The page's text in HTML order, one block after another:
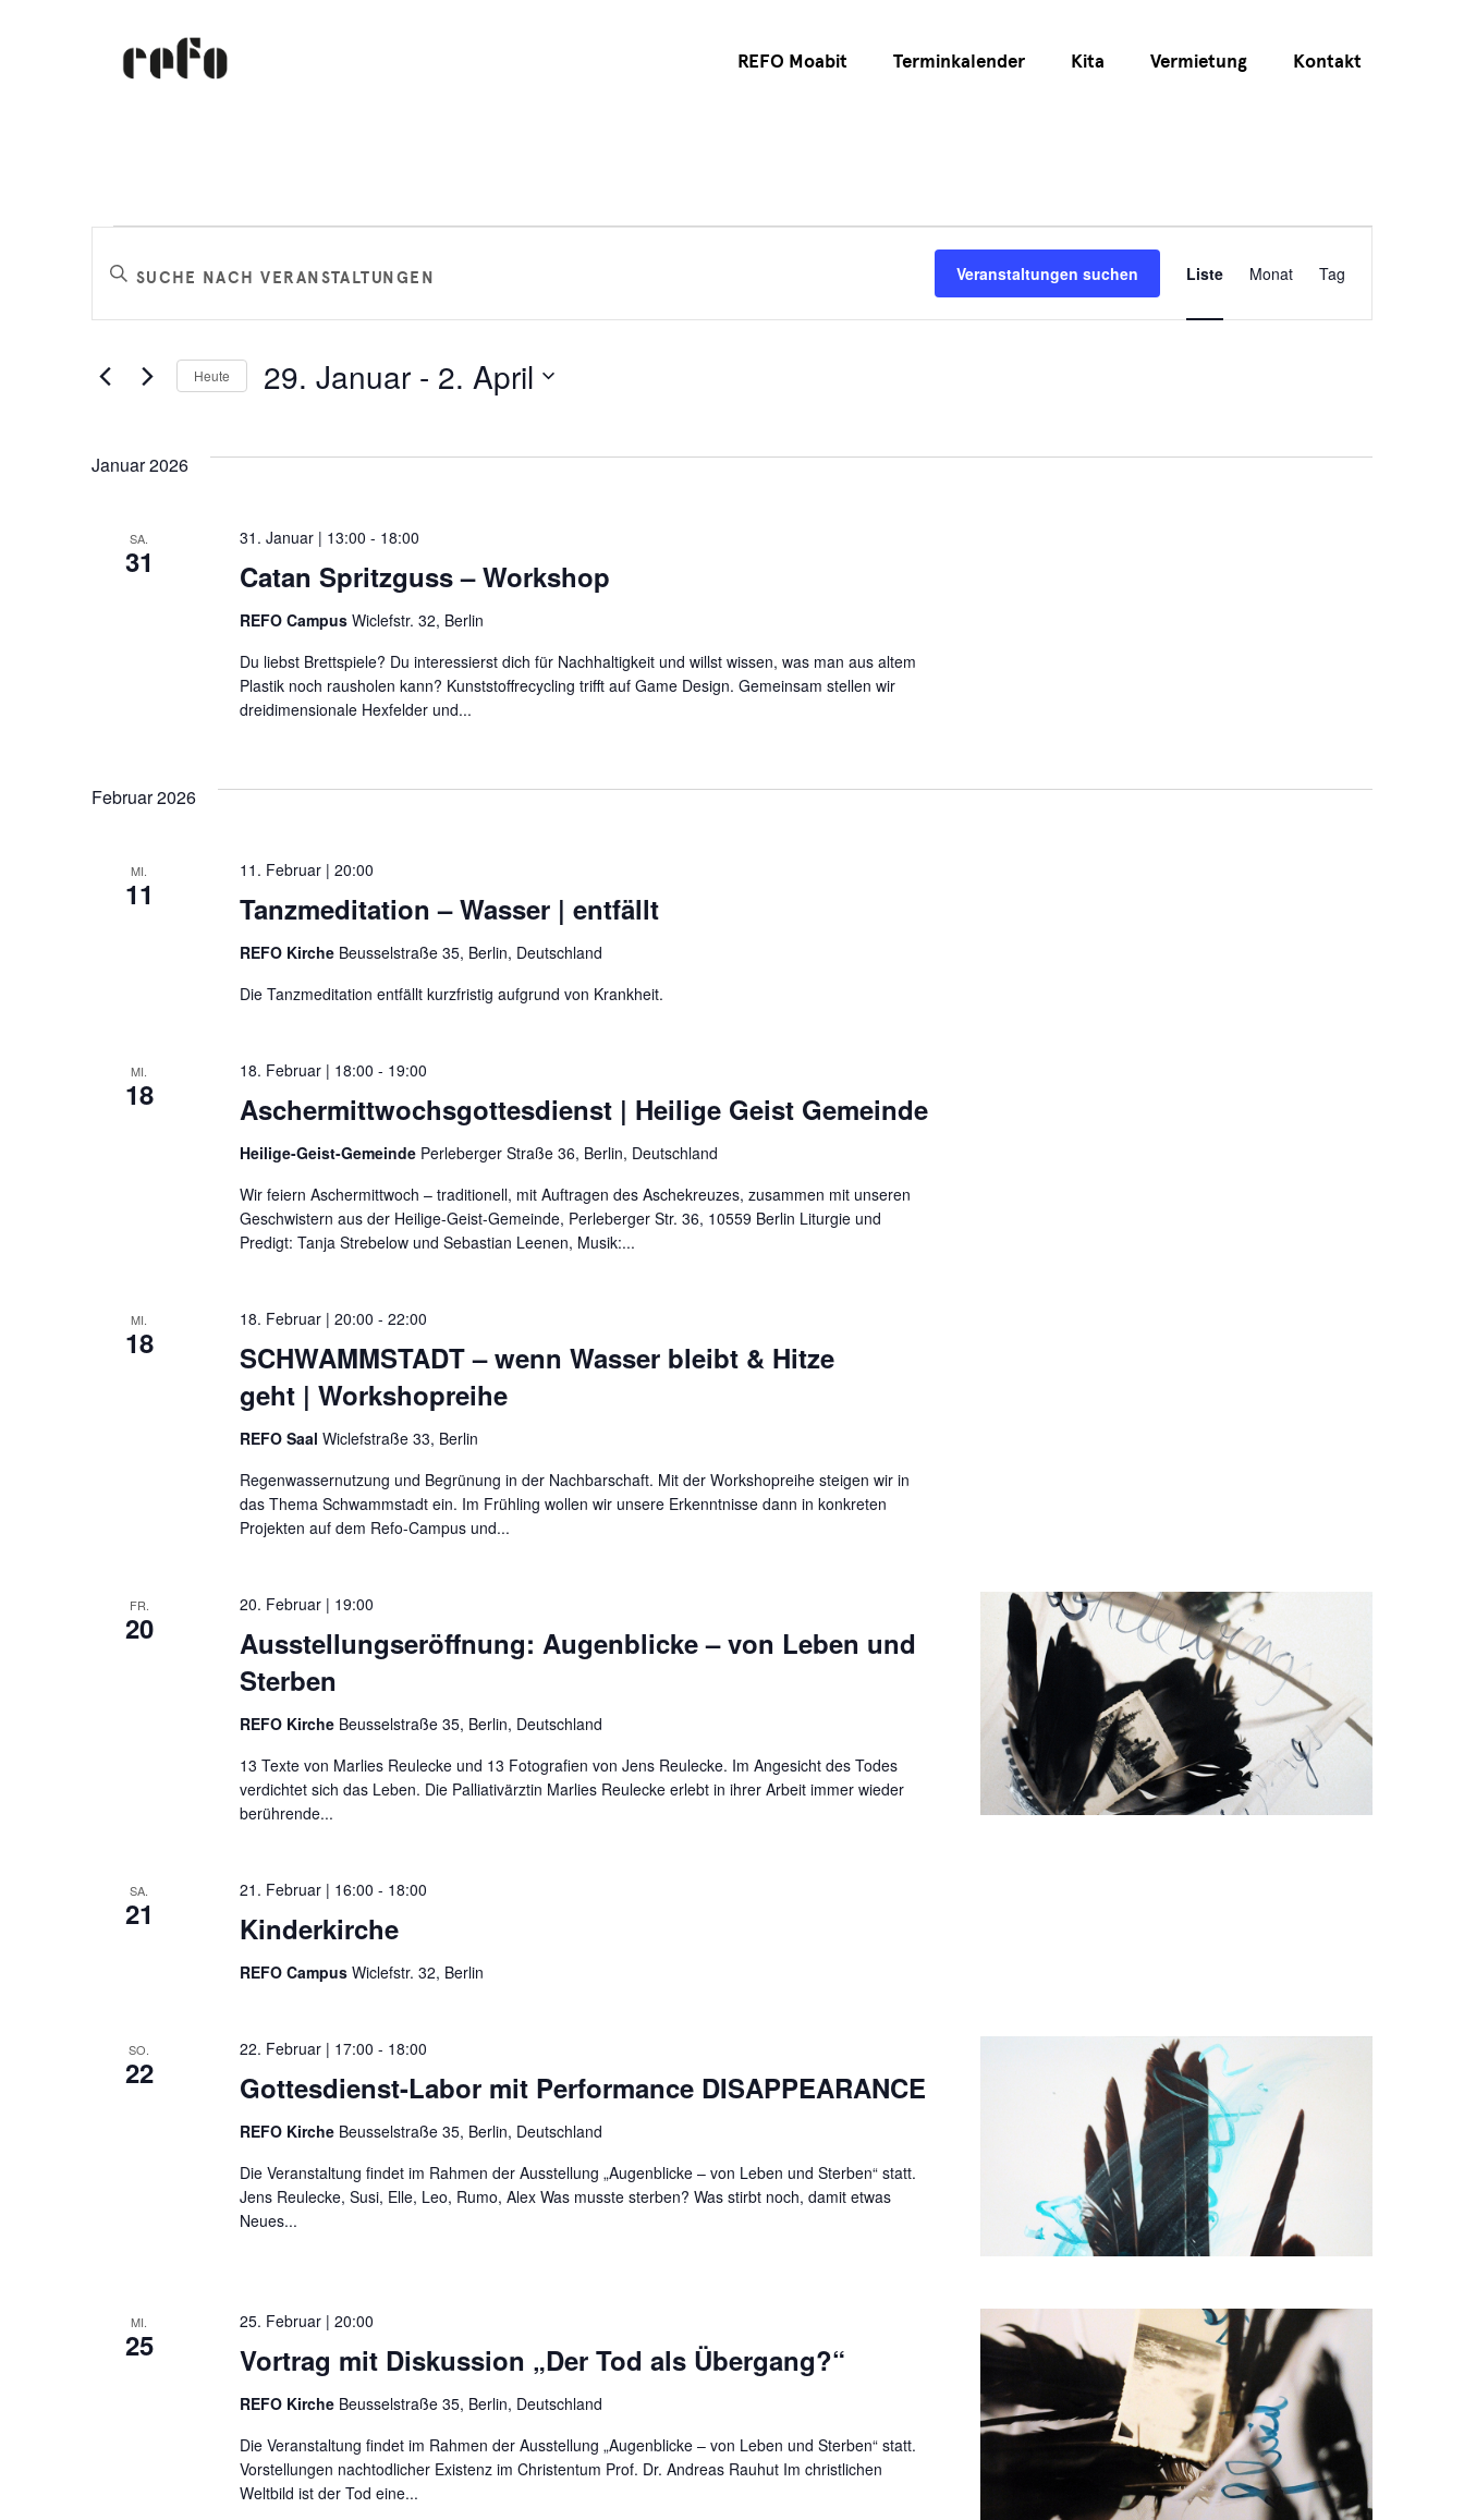
REFO Moabit Terminkalender Kita Vermietung Kontakt
Veranstaltungen
Veranstaltungen
Suche
und
Ansichten,
Schlüsselwort
eingeben.
nach
Veranstaltungen suchen
Ansichten-
Liste Monat Tag
Heute 29. Januar - 2. April
Januar 2026
SA.
31 Catan Spritzguss – Workshop
31. Januar | 13:00 - 18:00
REFO Campus Wiclefstr. 32, Berlin
Du liebst Brettspiele? Du interessierst dich für Nachhaltigkeit und willst wissen, was man aus altem
Plastik noch rausholen kann? Kunststoffrecycling trifft auf Game Design. Gemeinsam stellen wir
dreidimensionale Hexfelder und...
Februar 2026
MI.
11 Tanzmeditation – Wasser | entfällt
11. Februar | 20:00
REFO Kirche Beusselstraße 35, Berlin, Deutschland
Die Tanzmeditation entfällt kurzfristig aufgrund von Krankheit.
MI.
18 Aschermittwochsgottesdienst | Heilige Geist Gemeinde
18. Februar | 18:00 - 19:00
Heilige-Geist-Gemeinde Perleberger Straße 36, Berlin, Deutschland
Wir feiern Aschermittwoch – traditionell, mit Auftragen des Aschekreuzes, zusammen mit unseren
Geschwistern aus der Heilige-Geist-Gemeinde, Perleberger Str. 36, 10559 Berlin Liturgie und
Predigt: Tanja Strebelow und Sebastian Leenen, Musik:...
MI.
18
SCHWAMMSTADT – wenn Wasser bleibt & Hitze
geht | Workshopreihe
18. Februar | 20:00 - 22:00
REFO Saal Wiclefstraße 33, Berlin
Regenwassernutzung und Begrünung in der Nachbarschaft. Mit der Workshopreihe steigen wir in
das Thema Schwammstadt ein. Im Frühling wollen wir unsere Erkenntnisse dann in konkreten
Projekten auf dem Refo-Campus und...
FR.
20
Ausstellungseröffnung: Augenblicke – von Leben und
Sterben
20. Februar | 19:00
REFO Kirche Beusselstraße 35, Berlin, Deutschland
13 Texte von Marlies Reulecke und 13 Fotografien von Jens Reulecke. Im Angesicht des Todes
verdichtet sich das Leben. Die Palliativärztin Marlies Reulecke erlebt in ihrer Arbeit immer wieder
berührende...
SA.
21 Kinderkirche
21. Februar | 16:00 - 18:00
REFO Campus Wiclefstr. 32, Berlin
SO.
22 Gottesdienst-Labor mit Performance DISAPPEARANCE
22. Februar | 17:00 - 18:00
REFO Kirche Beusselstraße 35, Berlin, Deutschland
Die Veranstaltung findet im Rahmen der Ausstellung „Augenblicke – von Leben und Sterben“ statt.
Jens Reulecke, Susi, Elle, Leo, Rumo, Alex Was musste sterben? Was stirbt noch, damit etwas
Neues...
MI.
25 Vortrag mit Diskussion „Der Tod als Übergang?“
25. Februar | 20:00
REFO Kirche Beusselstraße 35, Berlin, Deutschland
Die Veranstaltung findet im Rahmen der Ausstellung „Augenblicke – von Leben und Sterben“ statt.
Vorstellungen nachtodlicher Existenz im Christentum Prof. Dr. Andreas Rauhut Im christlichen
Weltbild ist der Tod eine...